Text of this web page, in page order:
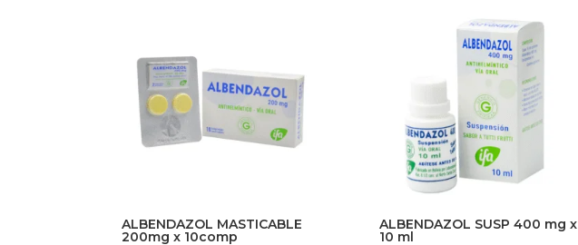
ALBENDAZOL MASTICABLE
200mg x 10comp
ALBENDAZOL SUSP 400 mg x
10 ml